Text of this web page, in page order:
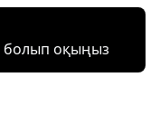
болып оқыңыз